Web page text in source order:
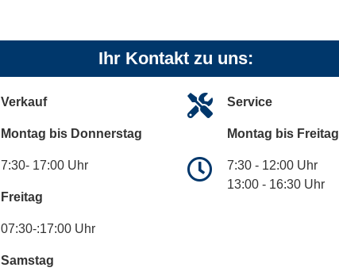
Ihr Kontakt zu uns:
Verkauf
Montag bis Donnerstag
7:30- 17:00 Uhr
Freitag
07:30-:17:00 Uhr
Samstag
Service
Montag bis Freitag
7:30 - 12:00 Uhr
13:00 - 16:30 Uhr